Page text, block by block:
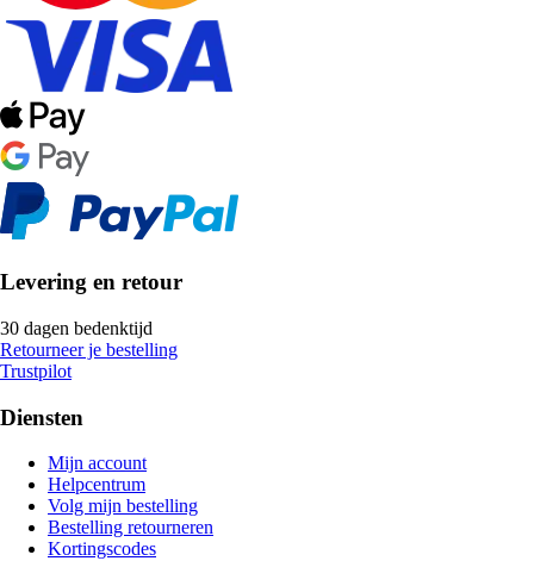
Levering en retour
30 dagen bedenktijd
Retourneer je bestelling
Trustpilot
Diensten
Mijn account
Helpcentrum
Volg mijn bestelling
Bestelling retourneren
Kortingscodes